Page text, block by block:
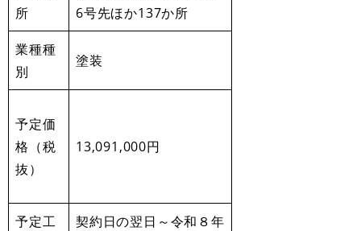
所
6号先ほか137か所
業種種
別
塗装
予定価
格（税
抜）
13,091,000円
予定工
契約日の翌日～令和８年